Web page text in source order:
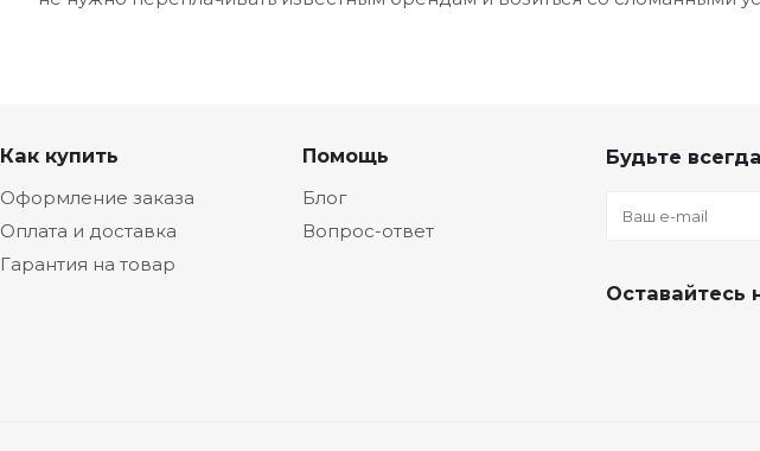
Как купить
Оформление заказа
Оплата и доставка
Гарантия на товар
Помощь
Блог
Вопрос-ответ
Будьте
Оставайтесь